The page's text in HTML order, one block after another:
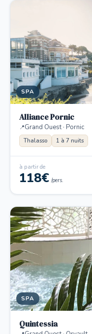
SPA
Alliance Pornic
Grand Ouest · Pornic
Thalasso 1 à 7 nuits
à partir de
118€ /pers.
SPA
Quintessia